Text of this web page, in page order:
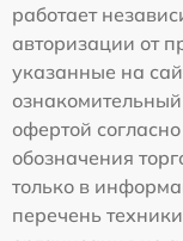
работает
авторизации от
указанные на
офертой
обозначения
только в
перечень